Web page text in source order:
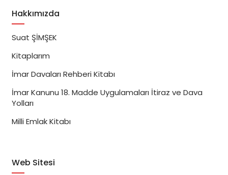
Hakkımızda
Suat ŞİMŞEK
Kitaplarım
İmar Davaları Rehberi Kitabı
İmar Kanunu 18. Madde Uygulamaları İtiraz ve Dava
Yolları
Milli Emlak Kitabı
Web Sitesi